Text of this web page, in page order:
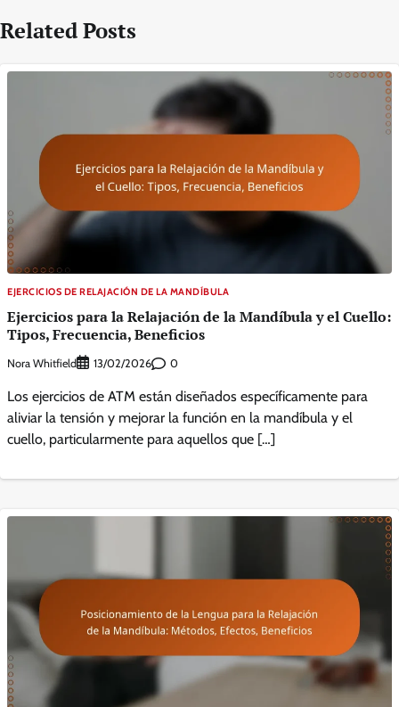
Related Posts
EJERCICIOS DE RELAJACIÓN DE LA MANDÍBULA
Ejercicios para la Relajación de la Mandíbula y el Cuello:
Tipos, Frecuencia, Beneficios
Nora Whitfield 13/02/2026 0
Los ejercicios de ATM están diseñados específicamente para
aliviar la tensión y mejorar la función en la mandíbula y el
cuello, particularmente para aquellos que […]